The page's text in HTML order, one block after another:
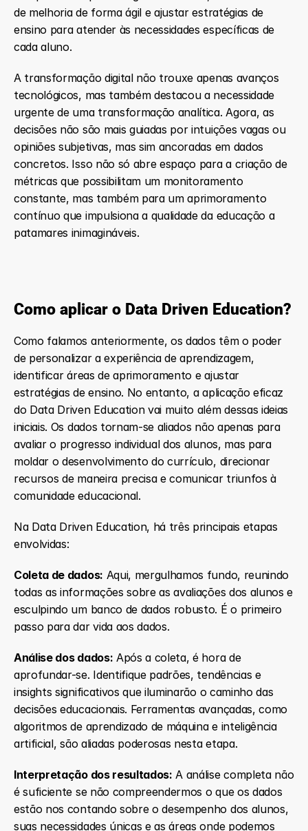
de melhoria de forma ágil e ajustar estratégias de
ensino para atender às necessidades específicas de
cada aluno.
A transformação digital não trouxe apenas avanços
tecnológicos, mas também destacou a necessidade
urgente de uma transformação analítica. Agora, as
decisões não são mais guiadas por intuições vagas ou
opiniões subjetivas, mas sim ancoradas em dados
concretos. Isso não só abre espaço para a criação de
métricas que possibilitam um monitoramento
constante, mas também para um aprimoramento
contínuo que impulsiona a qualidade da educação a
patamares inimagináveis.
Como aplicar o Data Driven Education?
Como falamos anteriormente, os dados têm o poder
de personalizar a experiência de aprendizagem,
identificar áreas de aprimoramento e ajustar
estratégias de ensino. No entanto, a aplicação eficaz
do Data Driven Education vai muito além dessas ideias
iniciais. Os dados tornam-se aliados não apenas para
avaliar o progresso individual dos alunos, mas para
moldar o desenvolvimento do currículo, direcionar
recursos de maneira precisa e comunicar triunfos à
comunidade educacional.
Na Data Driven Education, há três principais etapas
envolvidas:
Coleta de dados: Aqui, mergulhamos fundo, reunindo
todas as informações sobre as avaliações dos alunos e
esculpindo um banco de dados robusto. É o primeiro
passo para dar vida aos dados.
Análise dos dados: Após a coleta, é hora de
aprofundar-se. Identifique padrões, tendências e
insights significativos que iluminarão o caminho das
decisões educacionais. Ferramentas avançadas, como
algoritmos de aprendizado de máquina e inteligência
artificial, são aliadas poderosas nesta etapa.
Interpretação dos resultados: A análise completa não
é suficiente se não compreendermos o que os dados
estão nos contando sobre o desempenho dos alunos,
suas necessidades únicas e as áreas onde podemos